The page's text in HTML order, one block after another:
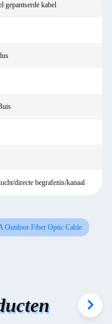
gepantserde kabel
directe begrafenis/kanaal
Outdoor Fiber Optic Cable